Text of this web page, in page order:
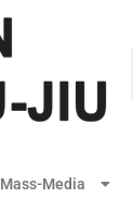
Mass-Media